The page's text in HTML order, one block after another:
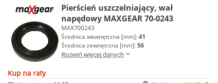
Pierścień uszczelniający, wał
napędowy MAXGEAR 70-0243
MAX700243
Średnica wewnętrzna [mm]:41
Średnica zewnętrzna [mm]:56
Rozwiń więcej danych
Kup na raty